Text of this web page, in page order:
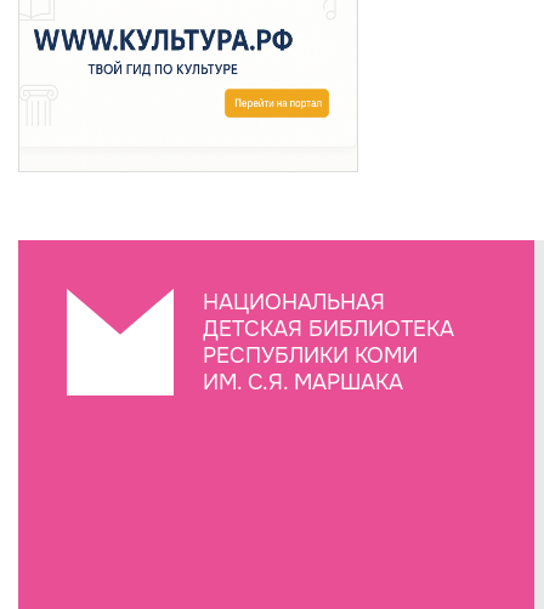
НАЦИОНАЛЬНАЯ
ДЕТСКАЯ БИБЛИОТЕКА
РЕСПУБЛИКИ КОМИ
ИМ. С.Я. МАРШАКА